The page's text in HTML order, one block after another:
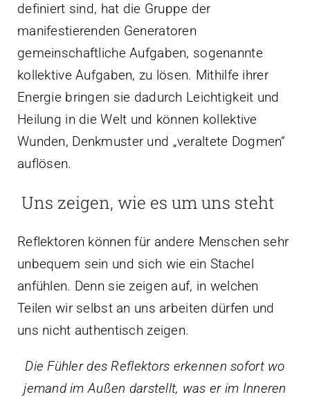
definiert sind, hat die Gruppe der
manifestierenden Generatoren
gemeinschaftliche Aufgaben, sogenannte
kollektive Aufgaben, zu lösen. Mithilfe ihrer
Energie bringen sie dadurch Leichtigkeit und
Heilung in die Welt und können kollektive
Wunden, Denkmuster und „veraltete Dogmen“
auflösen.
Uns zeigen, wie es um uns steht
Reflektoren können für andere Menschen sehr
unbequem sein und sich wie ein Stachel
anfühlen. Denn sie zeigen auf, in welchen
Teilen wir selbst an uns arbeiten dürfen und
uns nicht authentisch zeigen.
Die Fühler des Reflektors erkennen sofort wo
jemand im Außen darstellt, was er im Inneren